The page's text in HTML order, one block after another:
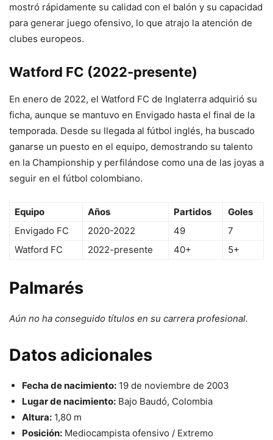
mostró rápidamente su calidad con el balón y su capacidad
para generar juego ofensivo, lo que atrajo la atención de
clubes europeos.
Watford FC (2022-presente)
En enero de 2022, el Watford FC de Inglaterra adquirió su
ficha, aunque se mantuvo en Envigado hasta el final de la
temporada. Desde su llegada al fútbol inglés, ha buscado
ganarse un puesto en el equipo, demostrando su talento
en la Championship y perfilándose como una de las joyas a
seguir en el fútbol colombiano.
Equipo Años Partidos
Goles
Envigado FC
2020-2022 49
7
Watford FC
2022-presente 40+ 5+
Palmarés
Aún no ha conseguido títulos en su carrera profesional.
Datos adicionales
Fecha de nacimiento: 19 de noviembre de 2003
Lugar de nacimiento: Bajo Baudó, Colombia
Altura: 1,80 m
Posición: Mediocampista ofensivo / Extremo